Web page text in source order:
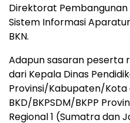
Direktorat
Sistem Informasi Aparatur
BKN.
Adapun sasaran peserta
dari Kepala Dinas
Provinsi/Kabupaten/Kota
BKD/BKPSDM/BKPP
Regional 1 (Sumatra dan